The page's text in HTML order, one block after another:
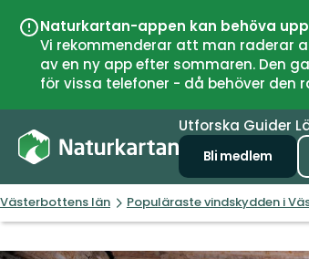
Naturkartan-appen kan behöva
Vi rekommenderar att man raderar
av en ny app efter sommaren. Den
för vissa telefoner - då behöver den
Utforska Guider
Bli medlem
Västerbottens län Populäraste vindskydden i